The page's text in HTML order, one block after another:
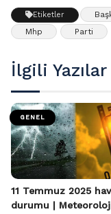
Etiketler
Mhp
Parti
İlgili Yazılar
GENEL
11 Temmuz 2025
durumu |